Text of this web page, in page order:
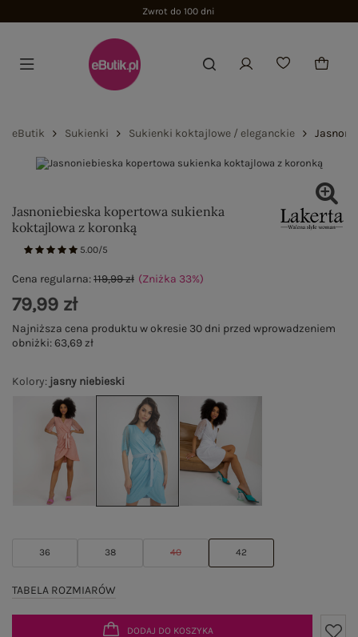
Zwrot do 100 dni
eButik Sukienki Sukienki koktajlowe / eleganckie
Jasnoniebieska kopertowa sukienka
koktajlowa z koronką
5.00/5
Kolory: jasny niebieski
36 38 40 42
TABELA ROZMIARÓW
Cena regularna:119,99 zł (Zniżka 33%)
79,99 zł
Najniższa cena produktu w okresie 30 dni przed wprowadzeniem
obniżki:63,69 zł
DODAJ DO KOSZYKA